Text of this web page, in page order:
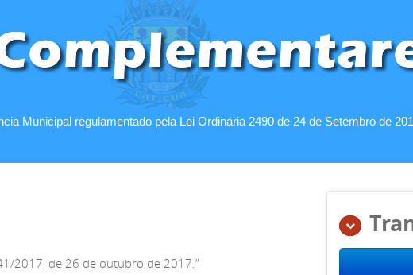
Municipal regulamentado pela Lei Ordinária 2490 de 24 de Setembro de
2017, de 26 de outubro de 2017.”